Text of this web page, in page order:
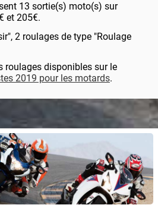
13 sortie(s) moto(s) sur
et 205€.
2 roulages de type "Roulage
roulages disponibles sur le
2019 pour les motards.